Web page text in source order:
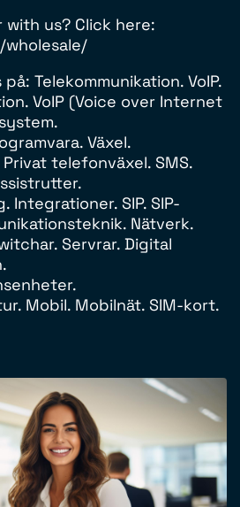
us? Click here:
Telekommunikation. VoIP.
VoIP (Voice over Internet
Växel.
telefonväxel. SMS.
Integrationer. SIP. SIP-
Nätverk.
Servrar. Digital
Mobil. Mobilnät. SIM-kort.